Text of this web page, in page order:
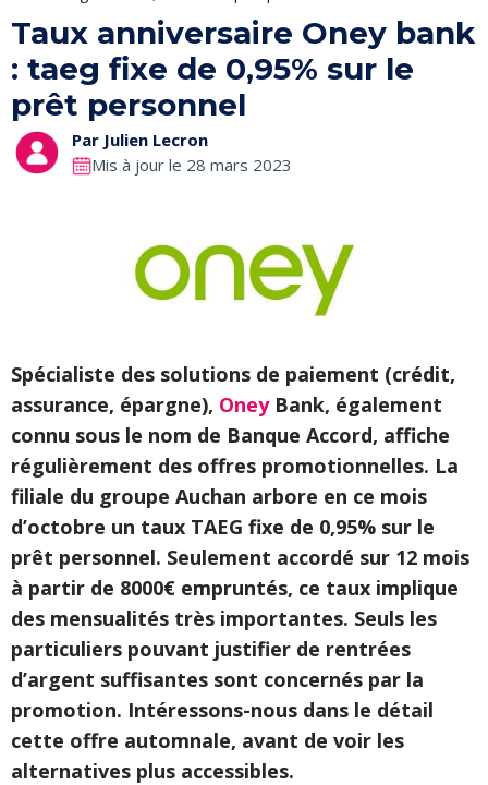
Taux anniversaire Oney bank
: taeg fixe de 0,95% sur le
prêt personnel
Par Julien Lecron
Mis à jour le 28 mars 2023
Spécialiste des solutions de paiement (crédit,
assurance, épargne), OneyBank, également
connu sous le nom de Banque Accord, affiche
régulièrement des offres promotionnelles. La
filiale du groupe Auchan arbore en ce mois
d’octobre un taux TAEG fixe de 0,95% sur le
prêt personnel. Seulement accordé sur 12 mois
à partir de 8000€ empruntés, ce taux implique
des mensualités très importantes. Seuls les
particuliers pouvant justifier de rentrées
d’argent suffisantes sont concernés par la
promotion. Intéressons-nous dans le détail
cette offre automnale, avant de voir les
alternatives plus accessibles.